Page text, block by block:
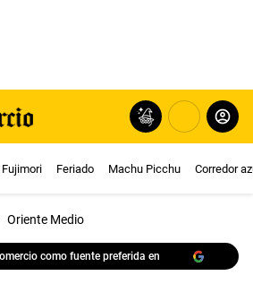
Feriado Machu Picchu Corredor
Oriente Medio
como fuente preferida en